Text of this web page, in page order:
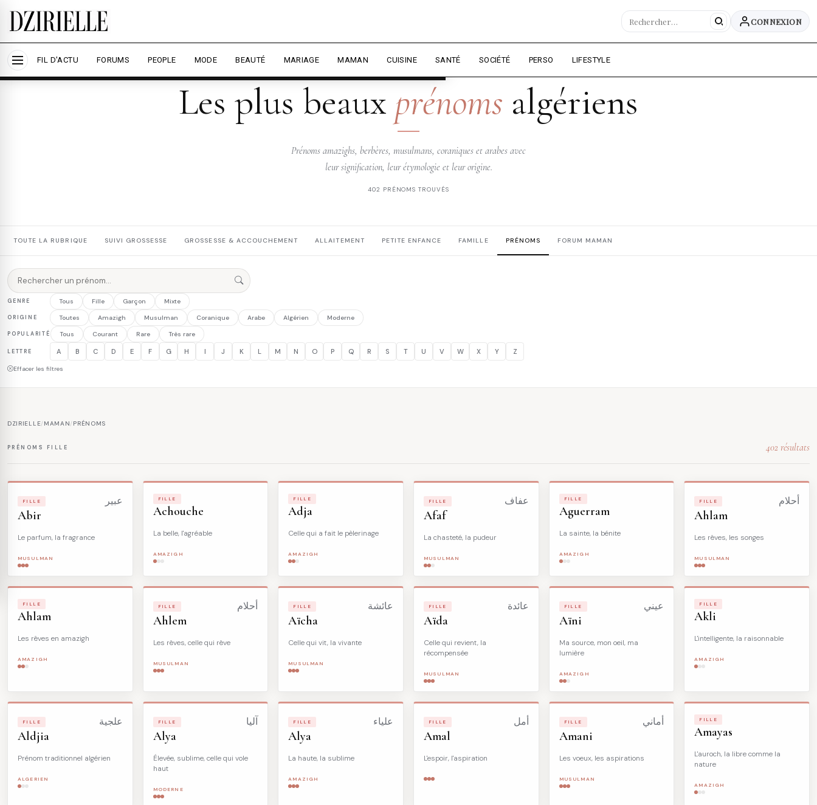
Nous utilisons des cookies pour améliorer votre expérience et mesurer l'audience.
Accepter tout Personnaliser
CONNEXION
FIL D'ACTU FORUMS PEOPLE MODE BEAUTÉ MARIAGE MAMAN CUISINE SANTÉ SOCIÉTÉ PERSO LIFESTYLE
Les plus beaux prénoms algériens
Prénoms amazighs, berbères, musulmans, coraniques et arabes avec
leur signification, leur étymologie et leur origine.
402 PRÉNOMS TROUVÉS
TOUTE LA RUBRIQUE SUIVI GROSSESSE GROSSESSE & ACCOUCHEMENT ALLAITEMENT PETITE ENFANCE FAMILLE PRÉNOMS FORUM MAMAN
GENRE Tous Fille Garçon Mixte
ORIGINE Toutes Amazigh Musulman Coranique Arabe Algérien Moderne
POPULARITÉ Tous Courant Rare Très rare
LETTRE A B C D E F G H I J K L M N O P Q R S T U V W X Y Z
Effacer les filtres
DZIRIELLE/ MAMAN/ PRÉNOMS
PRÉNOMS FILLE 402 résultats
FILLE عبير
Abir
Le parfum, la fragrance
MUSULMAN
FILLE
Achouche
La belle, l'agréable
AMAZIGH
FILLE
Adja
Celle qui a fait le pèlerinage
AMAZIGH
FILLE عفاف
Afaf
La chasteté, la pudeur
MUSULMAN
FILLE
Aguerram
La sainte, la bénite
AMAZIGH
FILLE أحلام
Ahlam
Les rêves, les songes
MUSULMAN
FILLE
Ahlam
Les rêves en amazigh
AMAZIGH
FILLE أحلام
Ahlem
Les rêves, celle qui rêve
MUSULMAN
FILLE عائشة
Aïcha
Celle qui vit, la vivante
MUSULMAN
FILLE عائدة
Aïda
Celle qui revient, la
récompensée
MUSULMAN
FILLE عيني
Aïni
Ma source, mon oeil, ma
lumière
AMAZIGH
FILLE
Akli
L'intelligente, la raisonnable
AMAZIGH
FILLE علجية
Aldjia
Prénom traditionnel algérien
ALGERIEN
FILLE آليا
Alya
Élevée, sublime, celle qui vole
haut
MODERNE
FILLE علياء
Alya
La haute, la sublime
AMAZIGH
FILLE أمل
Amal
L'espoir, l'aspiration
FILLE أماني
Amani
Les voeux, les aspirations
MUSULMAN
FILLE
Amayas
L'auroch, la libre comme la
nature
AMAZIGH